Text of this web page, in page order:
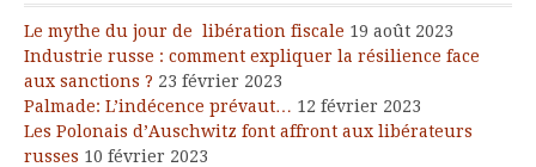
Le mythe du jour de libération fiscale 19 août 2023
Industrie russe : comment expliquer la résilience face
aux sanctions ? 23 février 2023
Palmade: L’indécence prévaut… 12 février 2023
Les Polonais d’Auschwitz font affront aux libérateurs
russes 10 février 2023